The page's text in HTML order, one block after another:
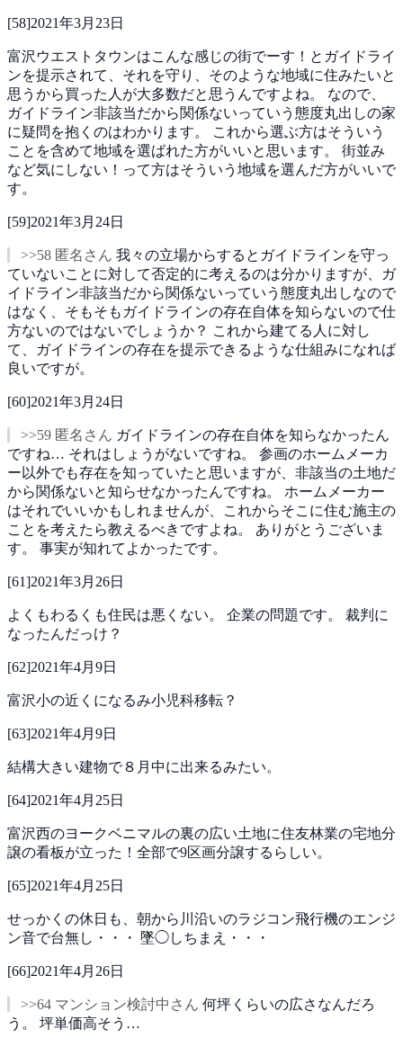
[58]2021年3月23日
富沢ウエストタウンはこんな感じの街でーす！とガイドライ
ンを提示されて、それを守り、そのような地域に住みたいと
思うから買った人が大多数だと思うんですよね。 なので、
ガイドライン非該当だから関係ないっていう態度丸出しの家
に疑問を抱くのはわかります。
これから選ぶ方はそういう
ことを含めて地域を選ばれた方がいいと思います。 街並み
など気にしない！って方はそういう地域を選んだ方がいいで
す。
[59]2021年3月24日
>>58 匿名さん 我々の立場からするとガイドラインを守っ
ていないことに対して否定的に考えるのは分かりますが、ガ
イドライン非該当だから関係ないっていう態度丸出しなので
はなく、そもそもガイドラインの存在自体を知らないので仕
方ないのではないでしょうか？ これから建てる人に対し
て、ガイドラインの存在を提示できるような仕組みになれば
良いですが。
[60]2021年3月24日
>>59 匿名さん ガイドラインの存在自体を知らなかったん
ですね… それはしょうがないですね。 参画のホームメーカ
ー以外でも存在を知っていたと思いますが、非該当の土地だ
から関係ないと知らせなかったんですね。 ホームメーカー
はそれでいいかもしれませんが、これからそこに住む施主の
ことを考えたら教えるべきですよね。 ありがとうございま
す。 事実が知れてよかったです。
[61]2021年3月26日
よくもわるくも住民は悪くない。 企業の問題です。 裁判に
なったんだっけ？
[62]2021年4月9日
富沢小の近くになるみ小児科移転？
[63]2021年4月9日
結構大きい建物で８月中に出来るみたい。
[64]2021年4月25日
富沢西のヨークベニマルの裏の広い土地に住友林業の宅地分
譲の看板が立った！全部で9区画分譲するらしい。
[65]2021年4月25日
せっかくの休日も、朝から川沿いのラジコン飛行機のエンジ
ン音で台無し・・・ 墜◯しちまえ・・・
[66]2021年4月26日
>>64 マンション検討中さん 何坪くらいの広さなんだろ
う。 坪単価高そう…